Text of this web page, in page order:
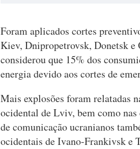
Foram aplicados cortes
Kiev, Dnipropetrovsk, Donetsk e
considerou que 15% dos
energia devido aos cortes de
Mais explosões foram relatadas
ocidental de Lviv, bem como
de comunicação ucranianos
ocidentais de Ivano-Frankivsk e